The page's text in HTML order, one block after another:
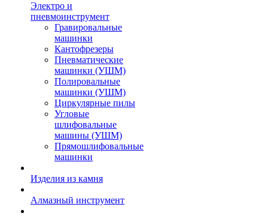
Электро и
пневмоинструмент
Гравировальные
машинки
Кантофрезеры
Пневматические
машинки (УШМ)
Полировальные
машинки (УШМ)
Циркулярные пилы
Угловые
шлифовальные
машины (УШМ)
Прямошлифовальные
машинки
Изделия из камня
Алмазный инструмент